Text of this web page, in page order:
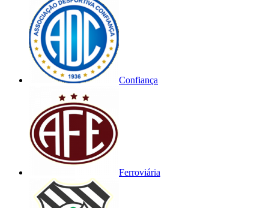
Confiança
Ferroviária